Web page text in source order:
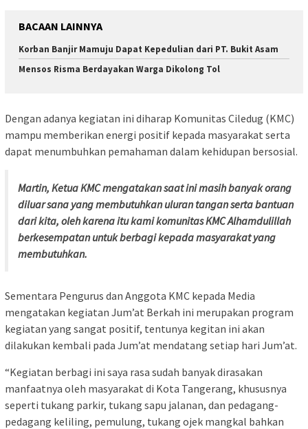
BACAAN LAINNYA
Korban Banjir Mamuju Dapat Kepedulian dari PT. Bukit Asam
Mensos Risma Berdayakan Warga Dikolong Tol
Dengan adanya kegiatan ini diharap Komunitas Ciledug (KMC)
mampu memberikan energi positif kepada masyarakat serta
dapat menumbuhkan pemahaman dalam kehidupan bersosial.
Martin, Ketua KMC mengatakan saat ini masih banyak orang
diluar sana yang membutuhkan uluran tangan serta bantuan
dari kita, oleh karena itu kami komunitas KMC Alhamdulillah
berkesempatan untuk berbagi kepada masyarakat yang
membutuhkan.
Sementara Pengurus dan Anggota KMC kepada Media
mengatakan kegiatan Jum’at Berkah ini merupakan program
kegiatan yang sangat positif, tentunya kegitan ini akan
dilakukan kembali pada Jum’at mendatang setiap hari Jum’at.
“Kegiatan berbagi ini saya rasa sudah banyak dirasakan
manfaatnya oleh masyarakat di Kota Tangerang, khususnya
seperti tukang parkir, tukang sapu jalanan, dan pedagang-
pedagang keliling, pemulung, tukang ojek mangkal bahkan